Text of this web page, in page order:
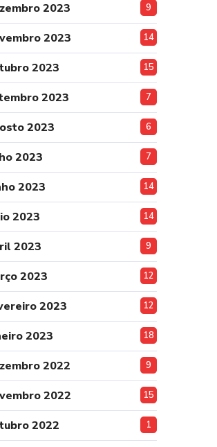
2023 9
2023 14
2023 15
2023 7
2023 6
2023 7
2023 14
2023 14
2023 9
2023 12
2023 12
2023 18
2022 9
2022 15
2022 1